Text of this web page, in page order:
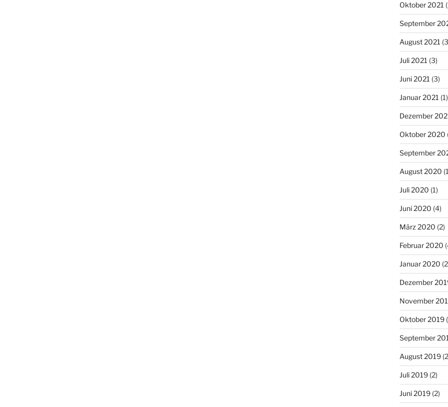
Oktober 2021
September
August 2021
Juli 2021 (3)
Juni 2021 (3)
Januar 2021 (1)
Dezember
Oktober 2020
September
August 2020
Juli 2020 (1)
Juni 2020 (4)
März 2020 (2)
Februar 2020
Januar 2020
Dezember
November
Oktober 2019
September
August 2019
Juli 2019(2)
Juni 2019(2)